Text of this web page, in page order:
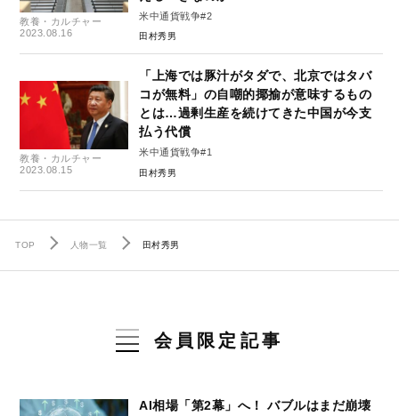
教養・カルチャー
2023.08.16
米中通貨戦争#2
田村秀男
教養・カルチャー
2023.08.15
「上海では豚汁がタダで、北京ではタバ
コが無料」の自嘲的揶揄が意味するもの
とは…過剰生産を続けてきた中国が今支
払う代償
米中通貨戦争#1
田村秀男
TOP 人物一覧 田村秀男
会員限定記事
AI相場「第2幕」へ！ バブルはまだ崩壊